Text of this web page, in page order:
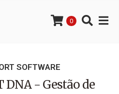
0
SOFTWARE
DNA - Gestão de